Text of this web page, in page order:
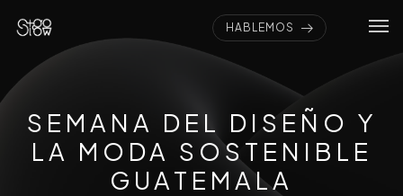
HABLEMOS
SEMANA DEL DISEÑO Y
LA MODA SOSTENIBLE
GUATEMALA